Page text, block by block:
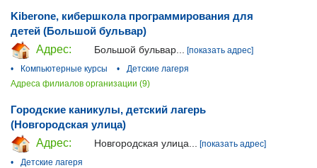
Kiberone, кибершкола программирования для
детей (Большой бульвар)
Адрес:
Большой бульвар... [показать адрес]
•
Компьютерные курсы •
Детские лагеря
Адреса филиалов организации (9)
Городские каникулы, детский лагерь
(Новгородская улица)
Адрес:
Новгородская улица...
[показать адрес]
•
Детские лагеря